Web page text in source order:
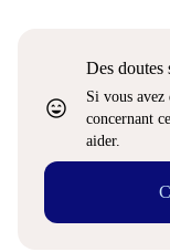
sentiment_very_satisfied
Des doutes
Si vous avez
concernant
aider.